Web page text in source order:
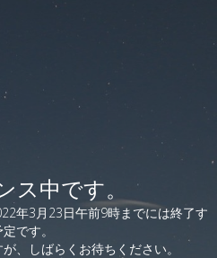
ス中です。
年3月23日午前9時までには終了す
です。
、しばらくお待ちください。